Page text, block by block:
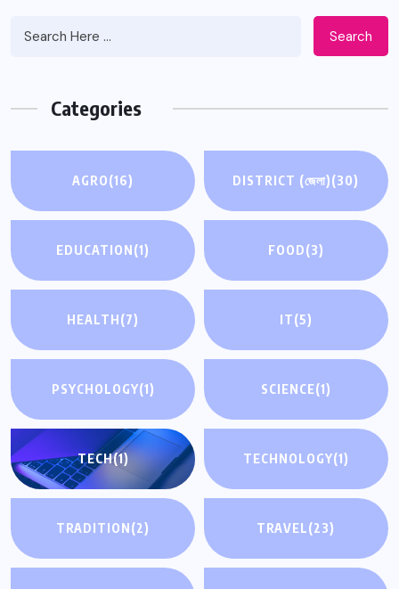
Search
Categories
AGRO(16) DISTRICT (জেলা)(30)
EDUCATION(1) FOOD(3)
HEALTH(7) IT(5)
PSYCHOLOGY(1) SCIENCE(1)
TECH(1) TECHNOLOGY(1)
TRADITION(2) TRAVEL(23)